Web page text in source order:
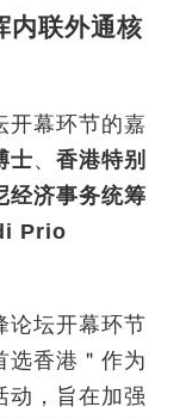
联外通核
开幕环节的嘉
士、 香港特别
经济事务统筹
Prio
论坛开幕环节
选香港＂作为
动，旨在加强